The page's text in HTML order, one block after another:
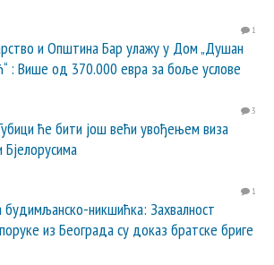
1
и Општина Бар улажу у Дом „Душан
: Више од 370.000 евра за боље услове
3
ће бити још већи увођењем виза
Бјелорусима
1
будимљанско-никшићка: Захвалност
из Београда су доказ братске бриге